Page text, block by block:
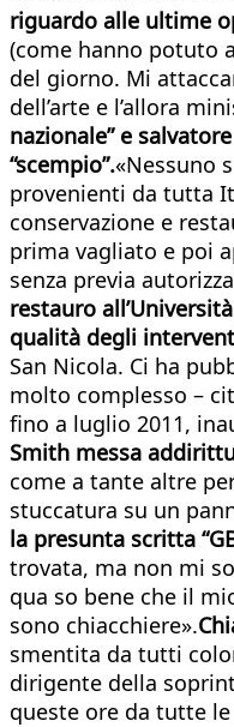
riguardo alle ultime
(come hanno potuto
del giorno. Mi
dell’arte e l’allora
nazionale” e
“scempio”.«Nessuno
provenienti da tutta
conservazione e
prima vagliato e poi
senza previa
restauro
qualità degli
San Nicola. Ci ha
molto complesso –
fino a luglio 2011,
Smith messa
come a tante altre
stuccatura su un
la presunta scritta
trovata, ma non mi
qua so bene che il
sono chiacchiere».
smentita da tutti
dirigente della
queste ore da tutte